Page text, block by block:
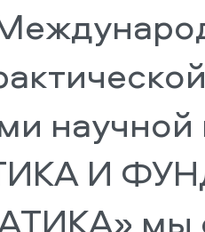
И
мы